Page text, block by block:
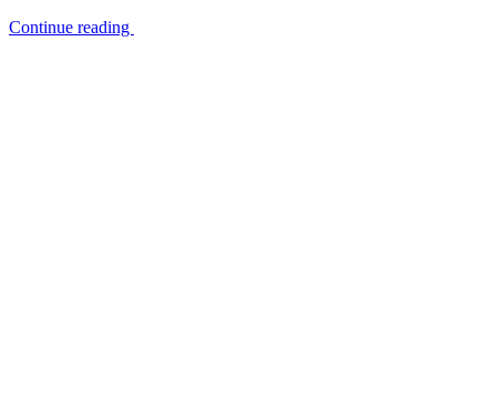
Continue reading